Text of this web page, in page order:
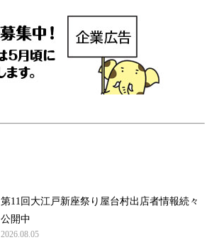
第11回大江戸新座祭り屋台村出店者情報続々
公開中
2026.08.05